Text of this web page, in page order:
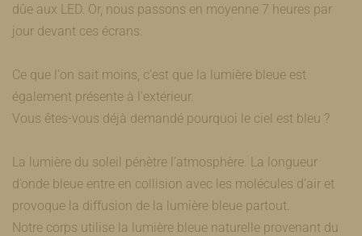
dûe aux LED. Or, nous passons en moyenne 7 heures par
jour devant ces écrans.
Ce que l'on sait moins, c'est que la lumière bleue est
également présente à l'extérieur.
Vous êtes-vous déjà demandé pourquoi le ciel est bleu ?
La lumière du soleil pénètre l’atmosphère. La longueur
d’onde bleue entre en collision avec les molécules d’air et
provoque la diffusion de la lumière bleue partout.
Notre corps utilise la lumière bleue naturelle provenant du